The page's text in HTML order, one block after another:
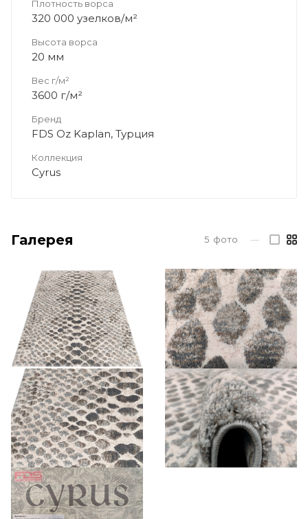
Плотность ворса
320 000 узелков/м²
Высота ворса
20 мм
Вес г/м²
3600 г/м²
Бренд
FDS Oz Kaplan, Турция
Коллекция
Cyrus
Галерея 5 фото —